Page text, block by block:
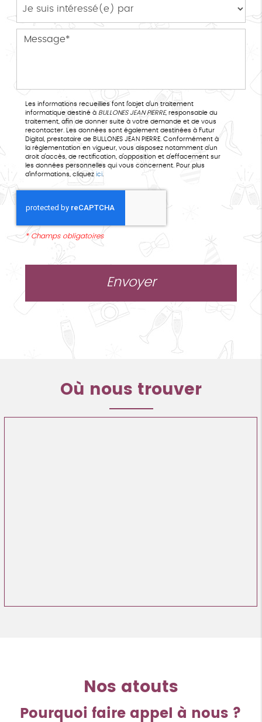
Les informations recueillies font l’objet d’un traitement
informatique destiné à
BULLONES JEAN PIERRE, responsable du
traitement, afin de donner suite à votre demande et de vous
recontacter. Les données sont également destinées à Futur
Digital, prestataire de BULLONES JEAN PIERRE. Conformément à
la réglementation en vigueur, vous disposez notamment d'un
droit d'accès, de rectification, d'opposition et d'effacement sur
les données personnelles qui vous concernent. Pour plus
d’informations, cliquez ici.
*Champs obligatoires
Où nous trouver
Nos atouts
Pourquoi faire appel à nous ?